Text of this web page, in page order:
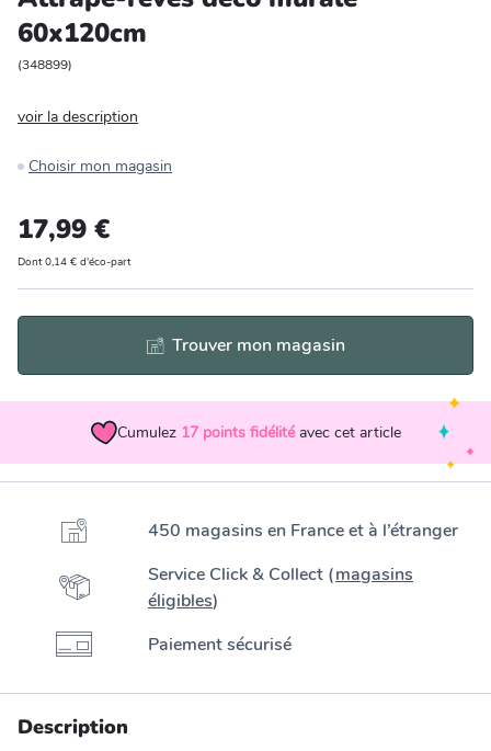
Animalerie
60x120cm
(348899)
voir la description
Choisir mon magasin
17,99 €
Dont 0,14 € d'éco-part
Trouver mon magasin
Cumulez 17 points fidélité avec cet article
450 magasins en France et à l’étranger
Service Click & Collect (magasins
éligibles)
Paiement sécurisé
Description